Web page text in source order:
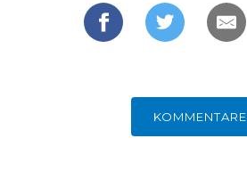
KOMMENTARE